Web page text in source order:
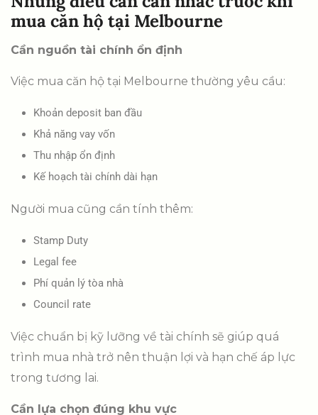
mua căn hộ tại Melbourne
Cần nguồn tài chính ổn định
Việc mua căn hộ tại Melbourne thường yêu cầu:
Khoản deposit ban đầu
Khả năng vay vốn
Thu nhập ổn định
Kế hoạch tài chính dài hạn
Người mua cũng cần tính thêm:
Stamp Duty
Legal fee
Phí quản lý tòa nhà
Council rate
Việc chuẩn bị kỹ lưỡng về tài chính sẽ giúp quá
trình mua nhà trở nên thuận lợi và hạn chế áp lực
trong tương lai.
Cần lựa chọn đúng khu vực